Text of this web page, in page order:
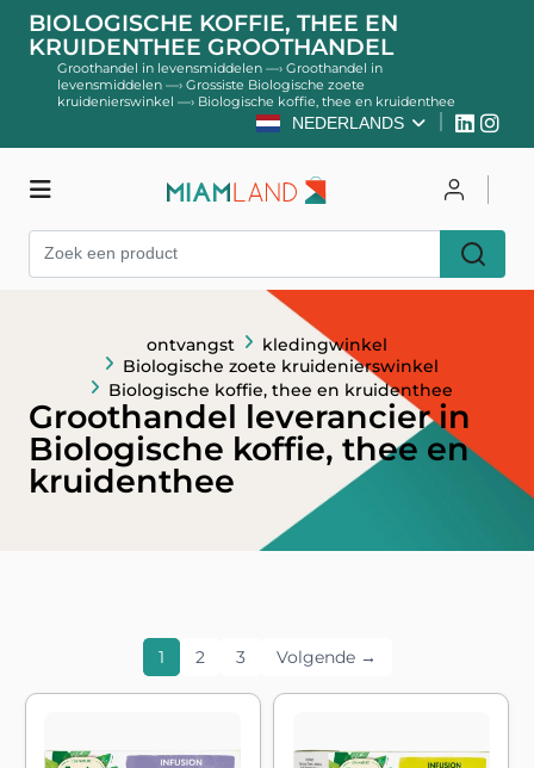
BIOLOGISCHE KOFFIE, THEE EN
KRUIDENTHEE GROOTHANDEL
Groothandel in levensmiddelen —› Groothandel in
levensmiddelen —› Grossiste Biologische zoete
kruidenierswinkel —›Biologische koffie, thee en kruidenthee
NEDERLANDS
ontvangst
kledingwinkel
Biologische zoete kruidenierswinkel
Biologische koffie, thee en kruidenthee
Groothandel leverancier in
Biologische koffie, thee en
kruidenthee
1 2 3 Volgende →